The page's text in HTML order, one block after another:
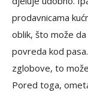
prodavnicama
oblik, što može
povreda kod
zglobove, to
Pored toga,